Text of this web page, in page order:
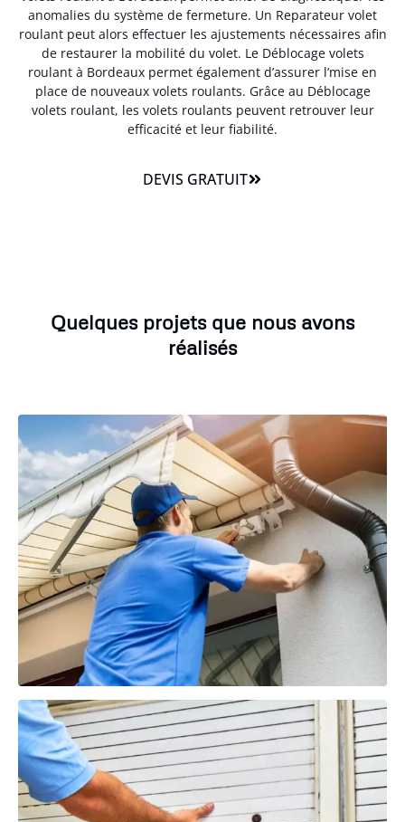
anomalies du système de fermeture. Un Reparateur volet
roulant peut alors effectuer les ajustements nécessaires afin
de restaurer la mobilité du volet. Le Déblocage volets
roulant à Bordeaux permet également d’assurer l’mise en
place de nouveaux volets roulants. Grâce au Déblocage
volets roulant, les volets roulants peuvent retrouver leur
efficacité et leur fiabilité.
DEVIS GRATUIT
Quelques projets que nous avons
réalisés